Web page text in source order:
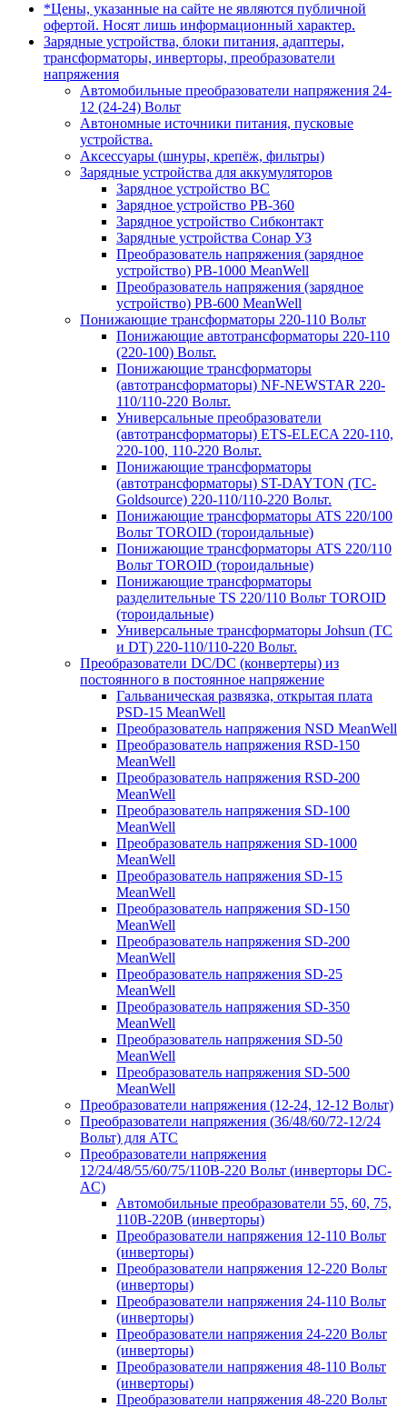
*Цены, указанные на сайте не являются публичной
офертой. Носят лишь информационный характер.
Зарядные устройства, блоки питания, адаптеры,
трансформаторы, инверторы, преобразователи
напряжения
Автомобильные преобразователи напряжения 24-
12 (24-24) Вольт
Автономные источники питания, пусковые
устройства.
Аксессуары (шнуры, крепёж, фильтры)
Зарядные устройства для аккумуляторов
Зарядное устройство BC
Зарядное устройство PB-360
Зарядное устройство Сибконтакт
Зарядные устройства Сонар УЗ
Преобразователь напряжения (зарядное
устройство) PB-1000 MeanWell
Преобразователь напряжения (зарядное
устройство) PB-600 MeanWell
Понижающие трансформаторы 220-110 Вольт
Понижающие автотрансформаторы 220-110
(220-100) Вольт.
Понижающие трансформаторы
(автотрансформаторы) NF-NEWSTAR 220-
110/110-220 Вольт.
Универсальные преобразователи
(автотрансформаторы) ETS-ELECA 220-110,
220-100, 110-220 Вольт.
Понижающие трансформаторы
(автотрансформаторы) ST-DAYTON (TC-
Goldsource) 220-110/110-220 Вольт.
Понижающие трансформаторы ATS 220/100
Вольт TOROID (тороидальные)
Понижающие трансформаторы ATS 220/110
Вольт TOROID (тороидальные)
Понижающие трансформаторы
разделительные TS 220/110 Вольт TOROID
(тороидальные)
Универсальные трансформаторы Johsun (TС
и DT) 220-110/110-220 Вольт.
Преобразователи DC/DC (конвертеры) из
постоянного в постоянное напряжение
Гальваническая развязка, открытая плата
PSD-15 MeanWell
Преобразователь напряжения NSD MeanWell
Преобразователь напряжения RSD-150
MeanWell
Преобразователь напряжения RSD-200
MeanWell
Преобразователь напряжения SD-100
MeanWell
Преобразователь напряжения SD-1000
MeanWell
Преобразователь напряжения SD-15
MeanWell
Преобразователь напряжения SD-150
MeanWell
Преобразователь напряжения SD-200
MeanWell
Преобразователь напряжения SD-25
MeanWell
Преобразователь напряжения SD-350
MeanWell
Преобразователь напряжения SD-50
MeanWell
Преобразователь напряжения SD-500
MeanWell
Преобразователи напряжения (12-24, 12-12 Вольт)
Преобразователи напряжения (36/48/60/72-12/24
Вольт) для АТС
Преобразователи напряжения
12/24/48/55/60/75/110В-220 Вольт (инверторы DC-
AC)
Автомобильные преобразователи 55, 60, 75,
110В-220В (инверторы)
Преобразователи напряжения 12-110 Вольт
(инверторы)
Преобразователи напряжения 12-220 Вольт
(инверторы)
Преобразователи напряжения 24-110 Вольт
(инверторы)
Преобразователи напряжения 24-220 Вольт
(инверторы)
Преобразователи напряжения 48-110 Вольт
(инверторы)
Преобразователи напряжения 48-220 Вольт